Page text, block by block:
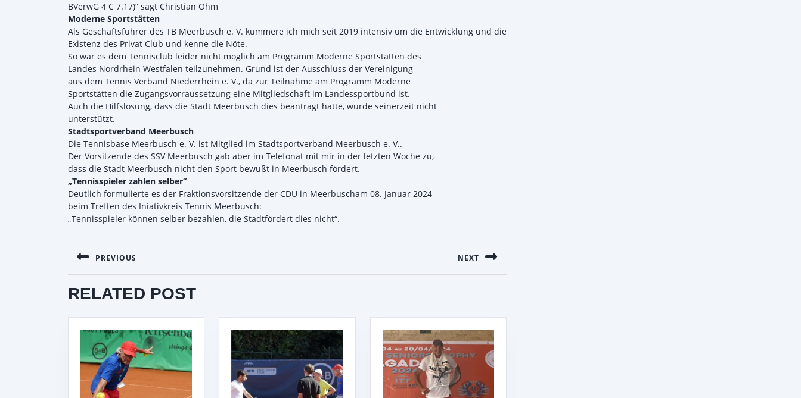
BVerwG 4 C 7.17)“ sagt Christian Ohm
Moderne Sportstätten
Als Geschäftsführer des TB Meerbusch e. V. kümmere ich mich seit 2019 intensiv um die Entwicklung und die
Existenz des Privat Club und kenne die Nöte.
So war es dem Tennisclub leider nicht möglich am Programm Moderne Sportstätten des
Landes Nordrhein Westfalen teilzunehmen. Grund ist der Ausschluss der Vereinigung
aus dem Tennis Verband Niederrhein e. V., da zur Teilnahme am Programm Moderne
Sportstätten die Zugangsvorraussetzung eine Mitgliedschaft im Landessportbund ist.
Auch die Hilfslösung, dass die Stadt Meerbusch dies beantragt hätte, wurde seinerzeit nicht
unterstützt.
Stadtsportverband Meerbusch
Die Tennisbase Meerbusch e. V. ist Mitglied im Stadtsportverband Meerbusch e. V..
Der Vorsitzende des SSV Meerbusch gab aber im Telefonat mit mir in der letzten Woche zu,
dass die Stadt Meerbusch nicht den Sport bewußt in Meerbusch fördert.
„Tennisspieler zahlen selber“
Deutlich formulierte es der Fraktionsvorsitzende der CDU in Meerbuscham 08. Januar 2024
beim Treffen des Iniativkreis Tennis Meerbusch:
„Tennisspieler können selber bezahlen, die Stadtfördert dies nicht“.
BEITRAGSNAVIGATION
PREVIOUS
post:
NEXT
RELATED POST